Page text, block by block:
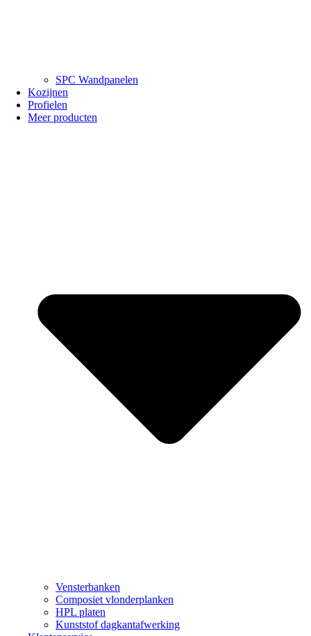
SPC Wandpanelen
Kozijnen
Profielen
Meer producten
Vensterbanken
Composiet vlonderplanken
HPL platen
Kunststof dagkantafwerking